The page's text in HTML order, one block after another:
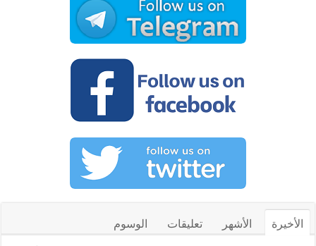
الأخيرة الأشهر تعليقات الوسوم